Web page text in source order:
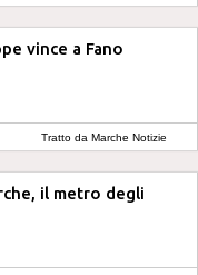
vince a Fano
Tratto da Marche Notizie
il metro degli